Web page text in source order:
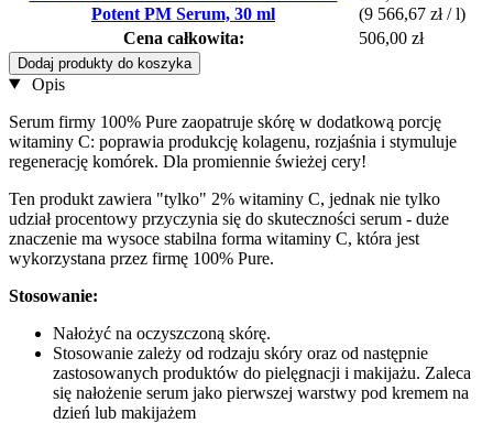
Potent PM Serum, 30 ml
(9 566,67 zł / l)
Cena całkowita:
506,00 zł
Dodaj produkty do koszyka
Opis
Serum firmy 100% Pure zaopatruje skórę w dodatkową porcję
witaminy C: poprawia produkcję kolagenu, rozjaśnia i stymuluje
regenerację komórek. Dla promiennie świeżej cery!
Ten produkt zawiera "tylko" 2% witaminy C, jednak nie tylko
udział procentowy przyczynia się do skuteczności serum - duże
znaczenie ma wysoce stabilna forma witaminy C, która jest
wykorzystana przez firmę 100% Pure.
Stosowanie:
Nałożyć na oczyszczoną skórę.
Stosowanie zależy od rodzaju skóry oraz od następnie
zastosowanych produktów do pielęgnacji i makijażu. Zaleca
się nałożenie serum jako pierwszej warstwy pod kremem na
dzień lub makijażem